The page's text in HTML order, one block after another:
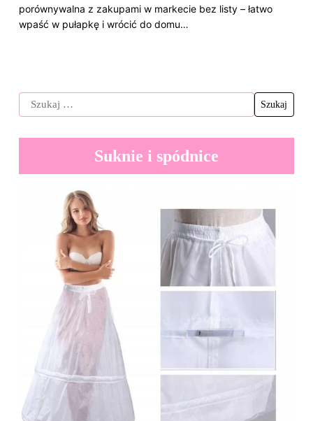
porównywalna z zakupami w markecie bez listy – łatwo
wpaść w pułapkę i wrócić do domu…
Suknie i spódnice